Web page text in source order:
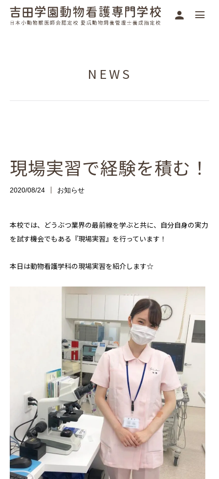
NEWS
現場実習で経験を積む！
2020/08/24 お知らせ
本校では、どうぶつ業界の最前線を学ぶと共に、自分自身の実力
を試す機会でもある『現場実習』を行っています！
本日は動物看護学科の現場実習を紹介します☆